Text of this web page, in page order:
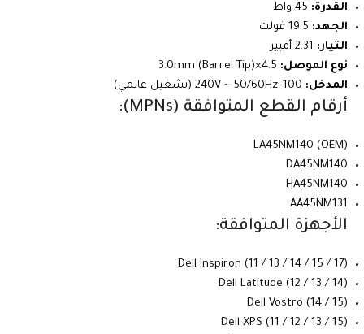
القدرة:
الجهد:
التيار:
نوع الموصل:
المدخل:
أرقام القطع المتوافقة (MPNs):
LA45NM140 (OEM)
DA45NM140
HA45NM140
AA45NM131
الأجهزة المتوافقة:
Dell Inspiron (11 / 13 / 14 / 15 / 17)
Dell Latitude (12 / 13 / 14)
Dell Vostro (14 / 15)
Dell XPS (11 / 12 / 13 / 15)